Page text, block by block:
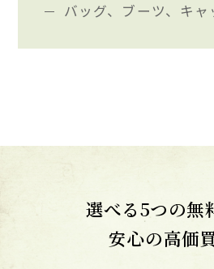
バッグ、ブーツ、キャ
選べる5つの無
安心の高価買